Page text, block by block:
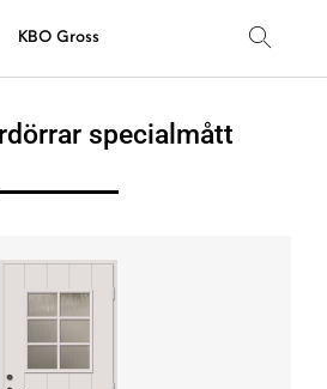
KBO Gross
specialmått